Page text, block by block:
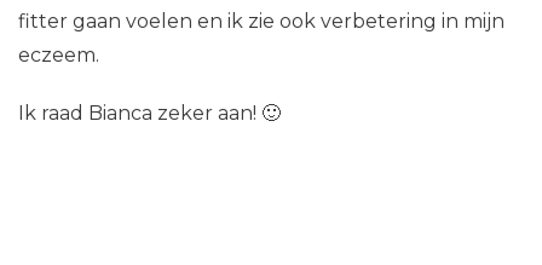
fitter gaan voelen en ik zie ook verbetering in mijn
eczeem.
Ik raad Bianca zeker aan! 🙂